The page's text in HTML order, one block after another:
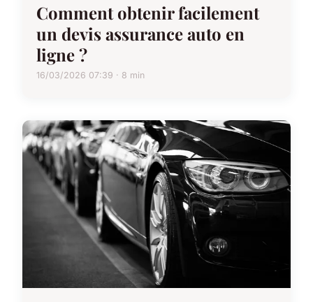
Comment obtenir facilement
un devis assurance auto en
ligne ?
16/03/2026 07:39 · 8 min